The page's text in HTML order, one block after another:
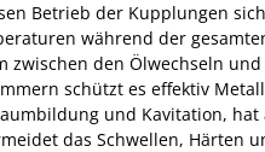
Betrieb der Kupplungen
während der
den Ölwechseln
schützt es effektiv
und Kavitation,
das Schwellen, Härten